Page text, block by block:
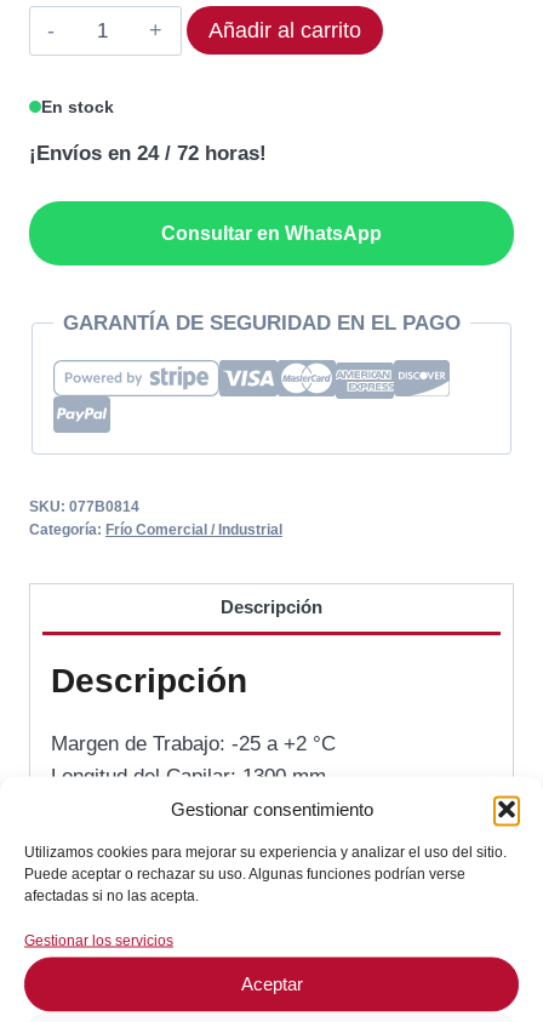
Gestionar consentimiento
Utilizamos cookies para mejorar su experiencia y analizar el uso del sitio.
Puede aceptar o rechazar su uso. Algunas funciones podrían verse
afectadas si no las acepta.
Gestionar los servicios
Aceptar
65,74€.59,17€.
Termostato
DANFOSS
Rango
-25
Añadir al carrito
En stock
¡Envíos en 24 / 72 horas!
Consultar en WhatsApp
GARANTÍA DE SEGURIDAD EN EL PAGO
SKU: 077B0814
Categoría: Frío Comercial / Industrial
Descripción
Descripción
Margen de Trabajo: -25 a +2 °C
Longitud del Capilar: 1300 mm
Tipo: 077B0814
Fabricante: DANFOSS
Referencia comercial
Atel:27FR165
077B7001, DF53301